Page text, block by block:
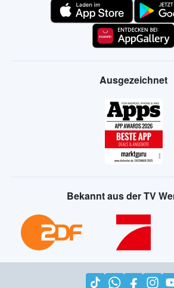
Ausgezeichnet
Bekannt aus der TV